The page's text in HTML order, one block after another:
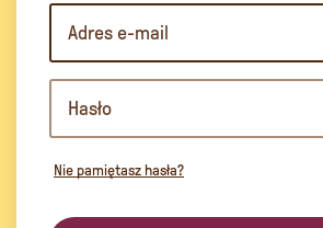
Nie pamiętasz hasła?